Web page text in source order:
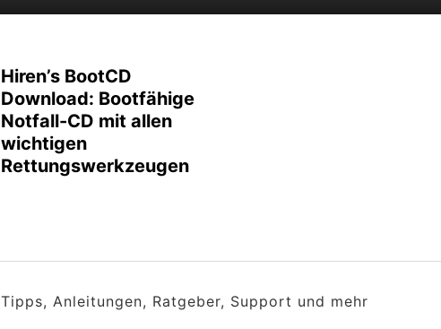
Hiren’s BootCD
Download: Bootfähige
Notfall-CD mit allen
wichtigen
Rettungswerkzeugen
Tipps, Anleitungen, Ratgeber, Support und mehr